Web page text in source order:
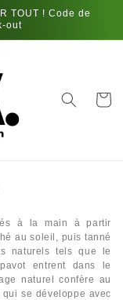
TOUT ! Code de
out
Panier
à la main à partir
au soleil, puis tanné
naturels tels que le
entrent dans le
naturel confère au
se développe avec